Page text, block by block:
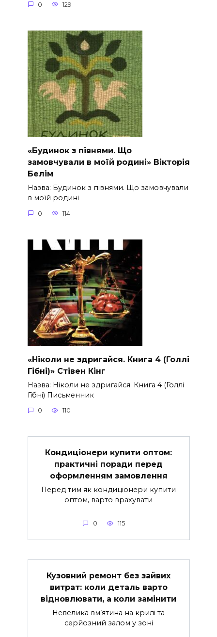
0 129
«Будинок з півнями. Що
замовчували в моїй родині» Вікторія
Белім
Назва: Будинок з півнями. Що замовчували
в моїй родині
0 114
«Ніколи не здригайся. Книга 4 (Голлі
Гібні)» Стівен Кінг
Назва: Ніколи не здригайся. Книга 4 (Голлі
Гібні) Письменник
0 110
Кондиціонери купити оптом:
практичні поради перед
оформленням замовлення
Перед тим як кондиціонери купити
оптом, варто врахувати
0 115
Кузовний ремонт без зайвих
витрат: коли деталь варто
відновлювати, а коли замінити
Невелика вм’ятина на крилі та
серйозний залом у зоні